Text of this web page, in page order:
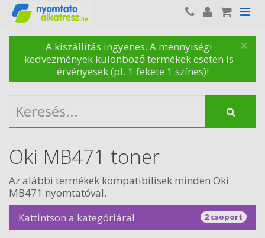
×
A kiszállítás ingyenes. A mennyiségi
kedvezmények különböző termékek esetén is
érvényesek (pl. 1 fekete 1 színes)!
Oki MB471 toner
Az alábbi termékek kompatibilisek minden Oki
MB471 nyomtatóval.
Kattintson a kategóriára!
2 csoport